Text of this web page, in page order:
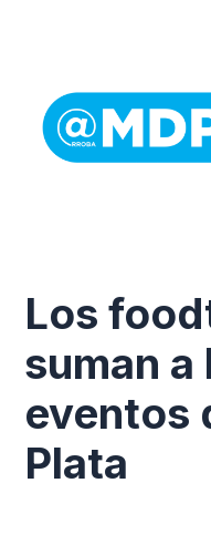
Los
suman a
eventos
Plata